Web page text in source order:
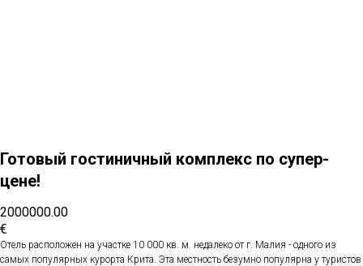
Готовый гостиничный комплекс по супер-
цене!
2000000.00
€
Отель расположен на участке 10 000 кв. м. недалеко от г. Малия - одного из
самых популярных курорта Крита. Эта местность безумно популярна у туристов